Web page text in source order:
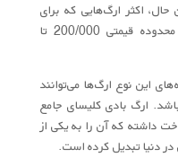
اکثر ارگ‌هایی که برای
کلیساهای متوسط تولید می‌شوند، در محدوده قیمتی 200/000 تا
این نوع ارگ‌ها می‌توانند
ارگ بادی کلیسای جامع
هزینه ساخت داشته که آن را به یکی از
دنیا تبدیل کرده است.